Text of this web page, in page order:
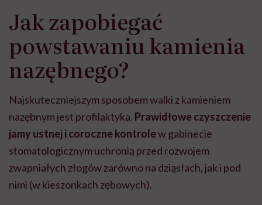
Jak zapobiegać
powstawaniu kamienia
nazębnego?
Najskuteczniejszym sposobem walki z kamieniem
nazębnym jest profilaktyka. Prawidłowe czyszczenie
jamy ustnej i coroczne kontrolew gabinecie
stomatologicznym uchronią przed rozwojem
zwapniałych złogów zarówno na dziąsłach, jak i pod
nimi (w kieszonkach zębowych).